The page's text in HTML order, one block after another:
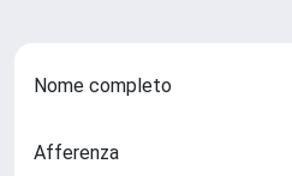
Nome completo
Afferenza